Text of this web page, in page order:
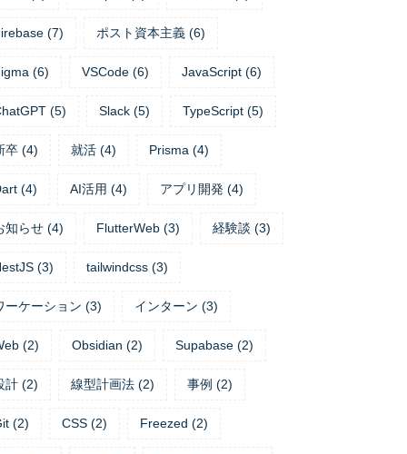
(7) ポスト資本主義 (6)
(6) VSCode (6) JavaScript (6)
(5) Slack (5) TypeScript (5)
卒 (4) 就活 (4) Prisma (4)
(4) AI活用 (4) アプリ開発 (4)
知らせ (4) FlutterWeb (3) 経験談 (3)
(3) tailwindcss (3)
ーケーション (3) インターン (3)
(2) Obsidian (2) Supabase (2)
計 (2) 線型計画法 (2) 事例 (2)
(2) CSS (2) Freezed (2)